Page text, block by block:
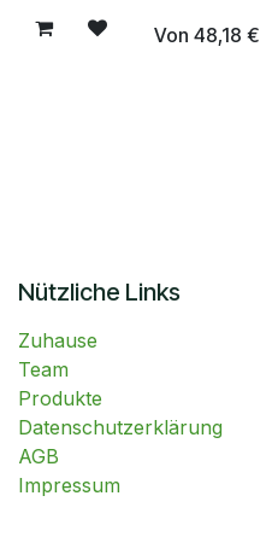
Von 48,18 €
Nützliche Links
Zuhause
Team
Produkte
Datenschutzerklärung
AGB
Impressum